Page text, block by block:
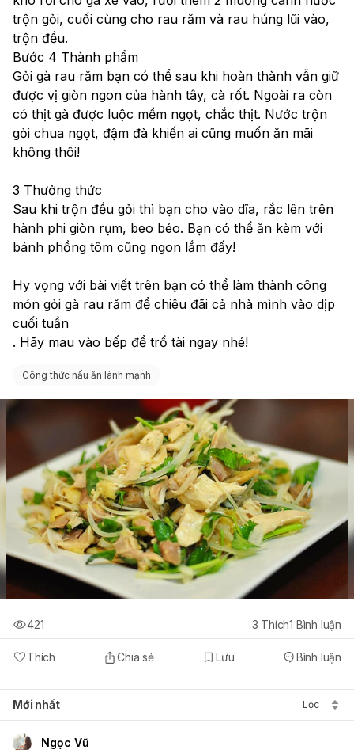
trộn gỏi, cuối cùng cho rau răm và rau húng lũi vào,
trộn đều.
Bước 4 Thành phẩm
Gỏi gà rau răm bạn có thể sau khi hoàn thành vẫn giữ
được vị giòn ngon của hành tây, cà rốt. Ngoài ra còn
có thịt gà được luộc mềm ngọt, chắc thịt. Nước trộn
gỏi chua ngọt, đậm đà khiến ai cũng muốn ăn mãi
không thôi!
3 Thưởng thức
Sau khi trộn đều gỏi thì bạn cho vào dĩa, rắc lên trên
hành phi giòn rụm, beo béo. Bạn có thể ăn kèm với
bánh phồng tôm cũng ngon lắm đấy!
Hy vọng với bài viết trên bạn có thể làm thành công
món gỏi gà rau răm để chiêu đãi cả nhà mình vào dịp
cuối tuần
. Hãy mau vào bếp để trổ tài ngay nhé!
Công thức nấu ăn lành mạnh
Thích Chia sẻ Lưu Bình luận
421 3 Thích1 Bình luận
Mới nhất Lọc
Ngọc Vũ